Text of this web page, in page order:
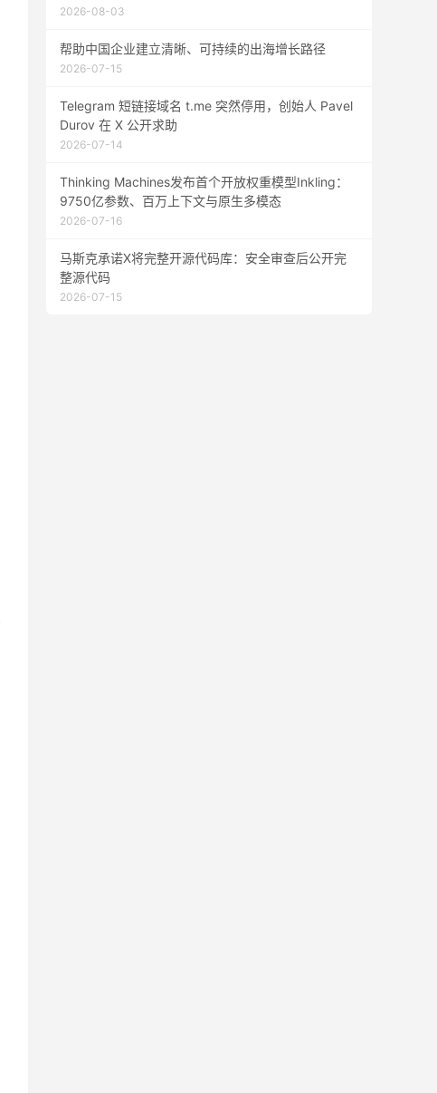
2026-08-03
帮助中国企业建立清晰、可持续的出海增长路径
2026-07-15
Telegram 短链接域名 t.me 突然停用，创始人 Pavel
Durov 在 X 公开求助
2026-07-14
Thinking Machines发布首个开放权重模型Inkling：
9750亿参数、百万上下文与原生多模态
2026-07-16
马斯克承诺X将完整开源代码库：安全审查后公开完
整源代码
2026-07-15